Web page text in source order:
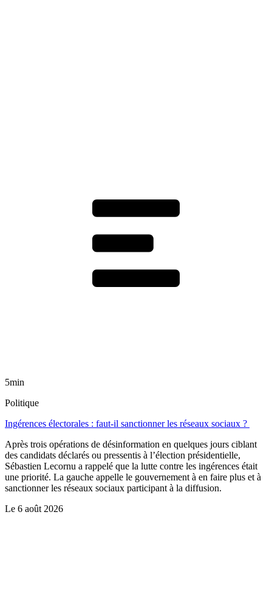
5min
Politique
Ingérences électorales : faut-il sanctionner les réseaux sociaux ?
Après trois opérations de désinformation en quelques jours ciblant
des candidats déclarés ou pressentis à l’élection présidentielle,
Sébastien Lecornu a rappelé que la lutte contre les ingérences était
une priorité. La gauche appelle le gouvernement à en faire plus et à
sanctionner les réseaux sociaux participant à la diffusion.
Le 6 août 2026